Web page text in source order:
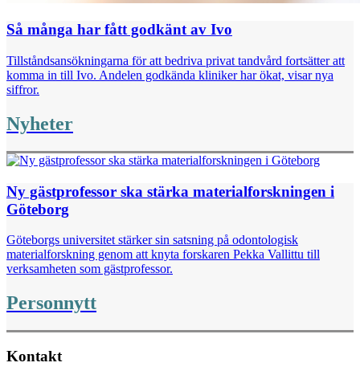
Så många har fått godkänt av Ivo
Tillståndsansökningarna för att bedriva privat tandvård fortsätter att
komma in till Ivo. Andelen godkända kliniker har ökat, visar nya
siffror.
Nyheter
Ny gästprofessor ska stärka materialforskningen i
Göteborg
Göteborgs universitet stärker sin satsning på odontologisk
materialforskning genom att knyta forskaren Pekka Vallittu till
verksamheten som gästprofessor.
Personnytt
Kontakt